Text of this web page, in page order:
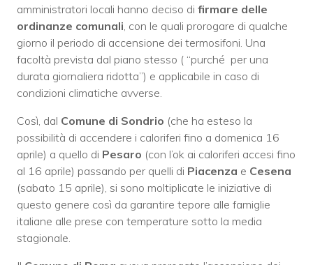
amministratori locali hanno deciso di firmare delle
ordinanze comunali , con le quali prorogare di qualche
giorno il periodo di accensione dei termosifoni. Una
facoltà prevista dal piano stesso ( “purché per una
durata giornaliera ridotta”) e applicabile in caso di
condizioni climatiche avverse.
Così, dal Comune di Sondrio (che ha esteso la
possibilità di accendere i caloriferi fino a domenica 16
aprile) a quello di Pesaro (con l’ok ai caloriferi accesi fino
al 16 aprile) passando per quelli di Piacenza e Cesena
(sabato 15 aprile), si sono moltiplicate le iniziative di
questo genere così da garantire tepore alle famiglie
italiane alle prese con temperature sotto la media
stagionale.